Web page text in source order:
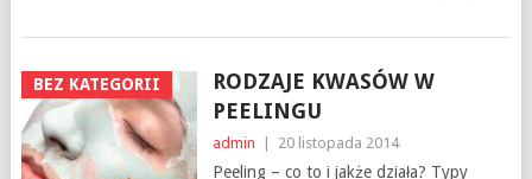
BEZ KATEGORII
RODZAJE KWASÓW W
PEELINGU
admin 20 listopada 2014
Peeling – co to i jakże działa? Typy